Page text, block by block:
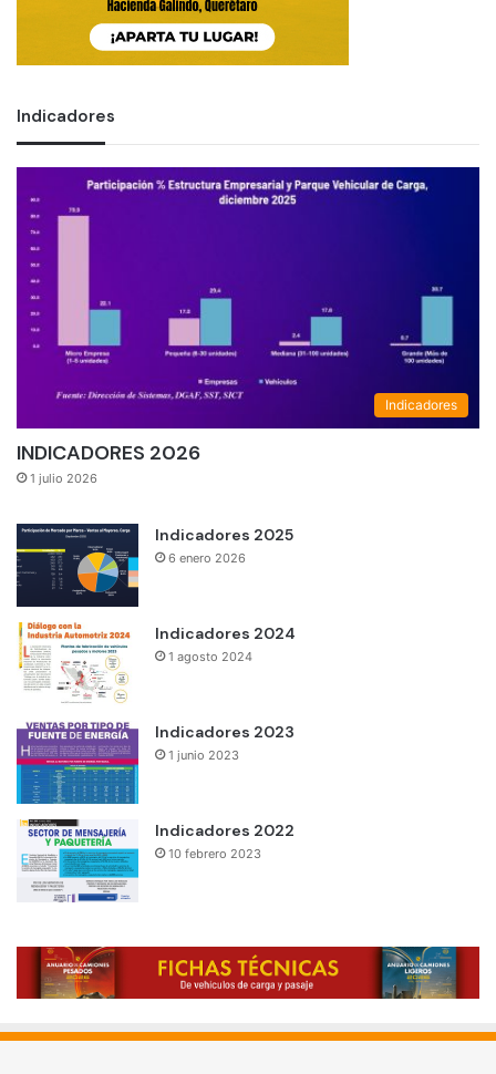
Indicadores
Indicadores
INDICADORES 2026
1 julio 2026
Indicadores 2025
6 enero 2026
Indicadores 2024
1 agosto 2024
Indicadores 2023
1 junio 2023
Indicadores 2022
10 febrero 2023